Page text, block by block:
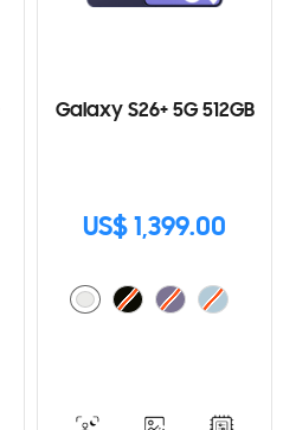
Galaxy S26+ 5G 512GB
US$ 1,399.00